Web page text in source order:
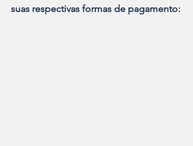
suas respectivas formas de pagamento: